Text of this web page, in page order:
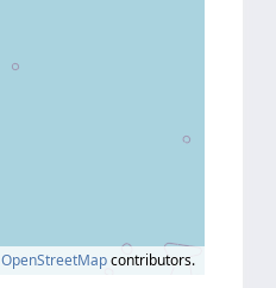
OpenStreetMapcontributors.